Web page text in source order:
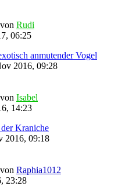
von Rudi
06:25
anmutender Vogel
2016, 09:28
von Isabel
14:23
Kraniche
2016, 09:18
von Raphia1012
23:28